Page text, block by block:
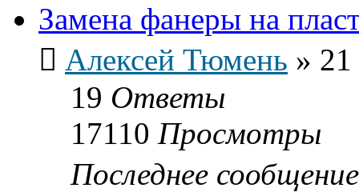
Замена фанеры на
Алексей Тюмень »
19 Ответы
17110 Просмотры
Последнее